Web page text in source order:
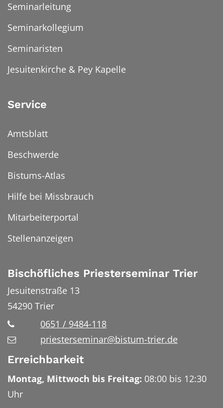
Seminarleitung
Seminarkollegium
Seminaristen
Jesuitenkirche & Pey Kapelle
Service
Amtsblatt
Beschwerde
Bistums-Atlas
Hilfe bei Missbrauch
Mitarbeiterportal
Stellenanzeigen
Bischöfliches Priesterseminar Trier
Jesuitenstraße 13
54290 Trier
0651 / 9484-118
priesterseminar@bistum-trier.de
Erreichbarkeit
Montag, Mittwoch bis Freitag: 08:00 bis 12:30
Uhr